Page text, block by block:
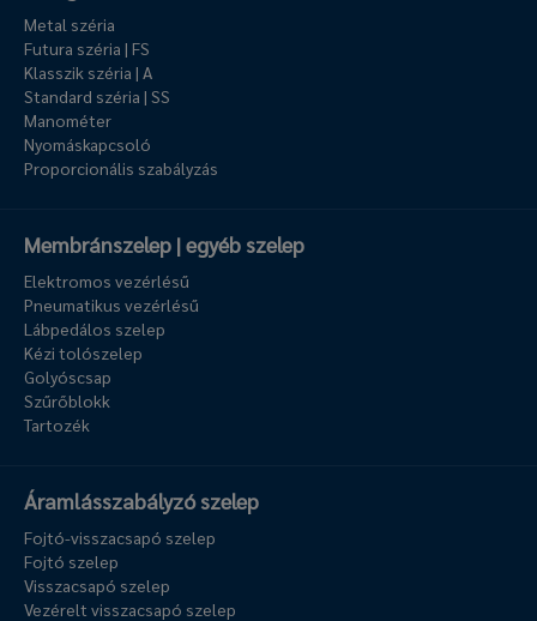
Metal széria
Futura széria | FS
Klasszik széria | A
Standard széria | SS
Manométer
Nyomáskapcsoló
Proporcionális szabályzás
Membránszelep | egyéb szelep
Elektromos vezérlésű
Pneumatikus vezérlésű
Lábpedálos szelep
Kézi tolószelep
Golyóscsap
Szűrőblokk
Tartozék
Áramlásszabályzó szelep
Fojtó-visszacsapó szelep
Fojtó szelep
Visszacsapó szelep
Vezérelt visszacsapó szelep